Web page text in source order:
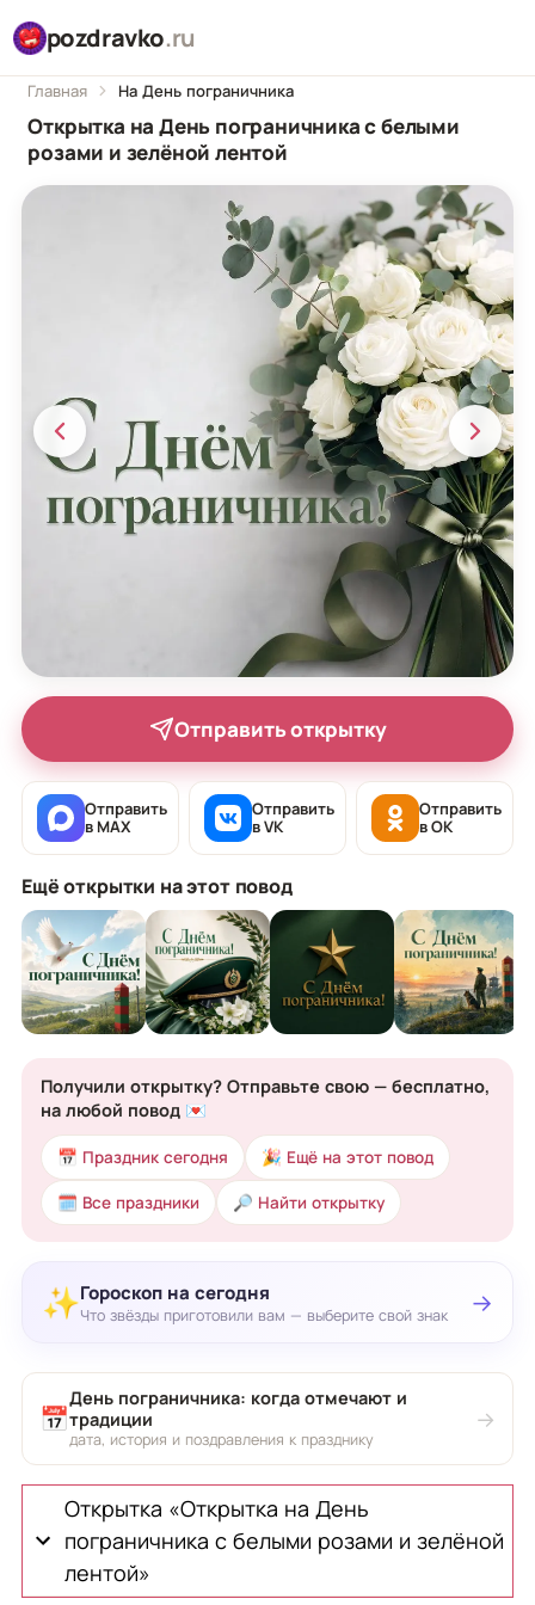
pozdravko.ru
Главная На День пограничника
Открытка на День пограничника с белыми
розами и зелёной лентой
Отправить открытку
Отправить
в MAX
Отправить
в VK
Отправить
в OK
Ещё открытки на этот повод
Получили открытку? Отправьте свою — бесплатно,
на любой повод 💌
📅 Праздник сегодня 🎉 Ещё на этот повод
🗓 Все праздники 🔎 Найти открытку
✨Гороскоп на сегодня
Что звёзды приготовили вам — выберите свой знак →
📅
День пограничника: когда отмечают и
традиции
дата, история и поздравления к празднику
→
Открытка «Открытка на День
пограничника с белыми розами и зелёной
лентой»